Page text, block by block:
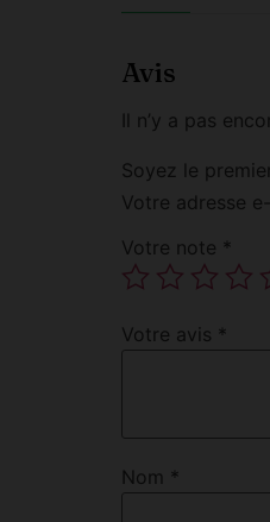
Avis
Il n’y a pas
Soyez le
Votre adresse
Votre note *
Votre avis *
Nom *